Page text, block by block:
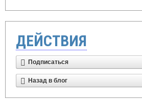
ДЕЙСТВИЯ
Подписаться
Назад в блог